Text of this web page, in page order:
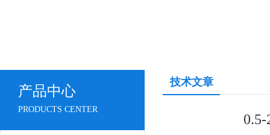
产品中心
PRODUCTS CENTER
技术文章